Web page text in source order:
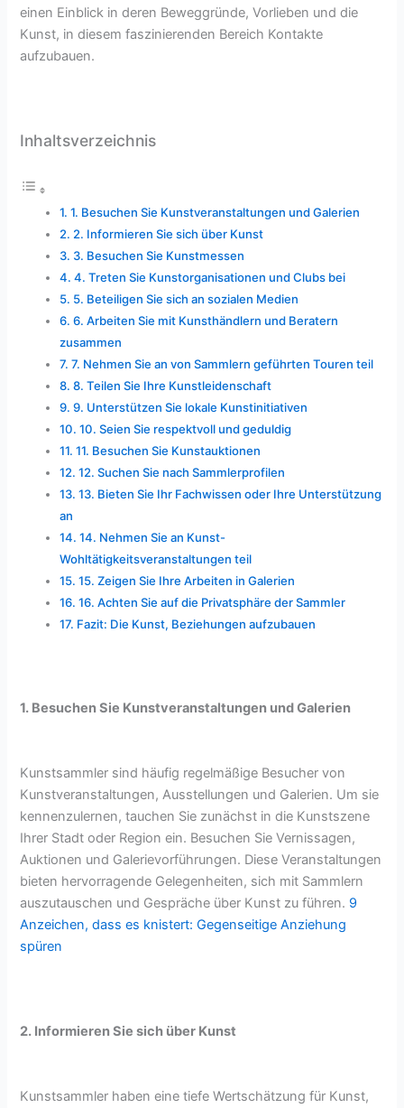
einen Einblick in deren Beweggründe, Vorlieben und die
Kunst, in diesem faszinierenden Bereich Kontakte
aufzubauen.
Inhaltsverzeichnis
1. Besuchen Sie Kunstveranstaltungen und Galerien
2. Informieren Sie sich über Kunst
3. Besuchen Sie Kunstmessen
4. Treten Sie Kunstorganisationen und Clubs bei
5. Beteiligen Sie sich an sozialen Medien
6. Arbeiten Sie mit Kunsthändlern und Beratern
zusammen
7. Nehmen Sie an von Sammlern geführten Touren teil
8. Teilen Sie Ihre Kunstleidenschaft
9. Unterstützen Sie lokale Kunstinitiativen
10. Seien Sie respektvoll und geduldig
11. Besuchen Sie Kunstauktionen
12. Suchen Sie nach Sammlerprofilen
13. Bieten Sie Ihr Fachwissen oder Ihre Unterstützung
an
14. Nehmen Sie an Kunst-
Wohltätigkeitsveranstaltungen teil
15. Zeigen Sie Ihre Arbeiten in Galerien
16. Achten Sie auf die Privatsphäre der Sammler
Fazit: Die Kunst, Beziehungen aufzubauen
1. Besuchen Sie Kunstveranstaltungen und Galerien
Kunstsammler sind häufig regelmäßige Besucher von
Kunstveranstaltungen, Ausstellungen und Galerien. Um sie
kennenzulernen, tauchen Sie zunächst in die Kunstszene
Ihrer Stadt oder Region ein. Besuchen Sie Vernissagen,
Auktionen und Galerievorführungen. Diese Veranstaltungen
bieten hervorragende Gelegenheiten, sich mit Sammlern
auszutauschen und Gespräche über Kunst zu führen. 9
Anzeichen, dass es knistert: Gegenseitige Anziehung
spüren
2. Informieren Sie sich über Kunst
Kunstsammler haben eine tiefe Wertschätzung für Kunst,